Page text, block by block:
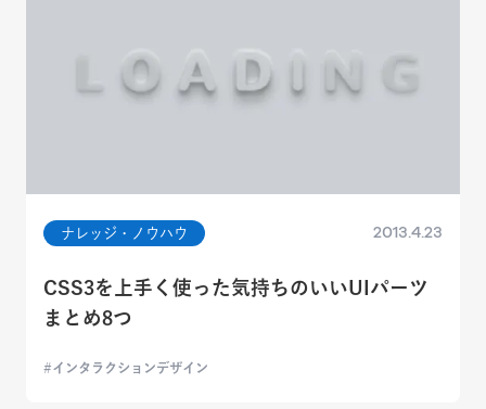
ナレッジ・ノウハウ 2013.4.23
CSS3を上手く使った気持ちのいいUIパーツ
まとめ8つ
インタラクションデザイン